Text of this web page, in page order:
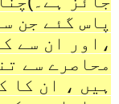
پاس گئے جن
،اور ان سے
محاصرے سے
ہیں ، ان کا